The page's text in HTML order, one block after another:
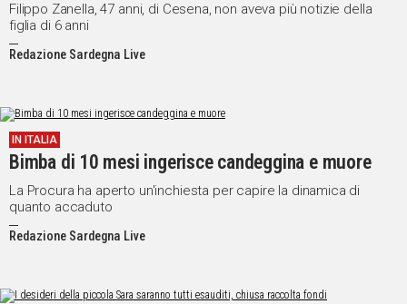
Filippo Zanella, 47 anni, di Cesena, non aveva più notizie della
figlia di 6 anni
Redazione Sardegna Live
IN ITALIA
Bimba di 10 mesi ingerisce candeggina e muore
La Procura ha aperto un'inchiesta per capire la dinamica di
quanto accaduto
Redazione Sardegna Live